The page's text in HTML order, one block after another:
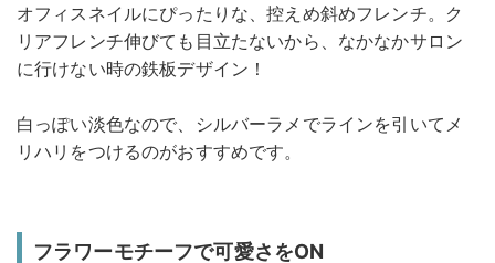
オフィスネイルにぴったりな、控えめ斜めフレンチ。ク
リアフレンチ伸びても目立たないから、なかなかサロン
に行けない時の鉄板デザイン！
白っぽい淡色なので、シルバーラメでラインを引いてメ
リハリをつけるのがおすすめです。
フラワーモチーフで可愛さをON